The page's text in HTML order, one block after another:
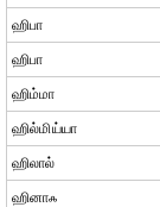
ஹிபா
ஹிபா
ஹிம்மா
ஹில்மிய்யா
ஹிலால்
ஹினாஃ